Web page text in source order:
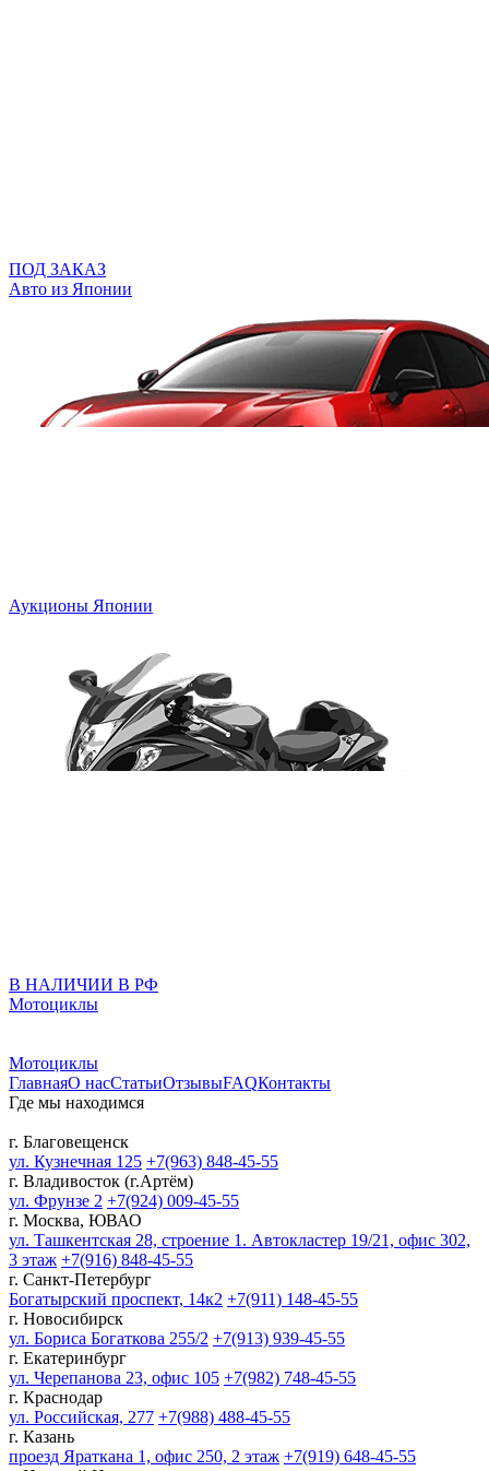
ПОД ЗАКАЗ
Авто из Японии
Аукционы Японии
В НАЛИЧИИ В РФ
Мотоциклы
Мотоциклы
ГлавнаяО насСтатьиОтзывыFAQКонтакты
Где мы находимся
г. Благовещенск
ул. Кузнечная 125 +7(963) 848-45-55
г. Владивосток (г.Артём)
ул. Фрунзе 2 +7(924) 009-45-55
г. Москва, ЮВАО
ул. Ташкентская 28, строение 1. Автокластер 19/21, офис 302,
3 этаж +7(916) 848-45-55
г. Санкт-Петербург
Богатырский проспект, 14к2 +7(911) 148-45-55
г. Новосибирск
ул. Бориса Богаткова 255/2 +7(913) 939-45-55
г. Екатеринбург
ул. Черепанова 23, офис 105 +7(982) 748-45-55
г. Краснодар
ул. Российская, 277 +7(988) 488-45-55
г. Казань
проезд Яраткана 1, офис 250, 2 этаж +7(919) 648-45-55